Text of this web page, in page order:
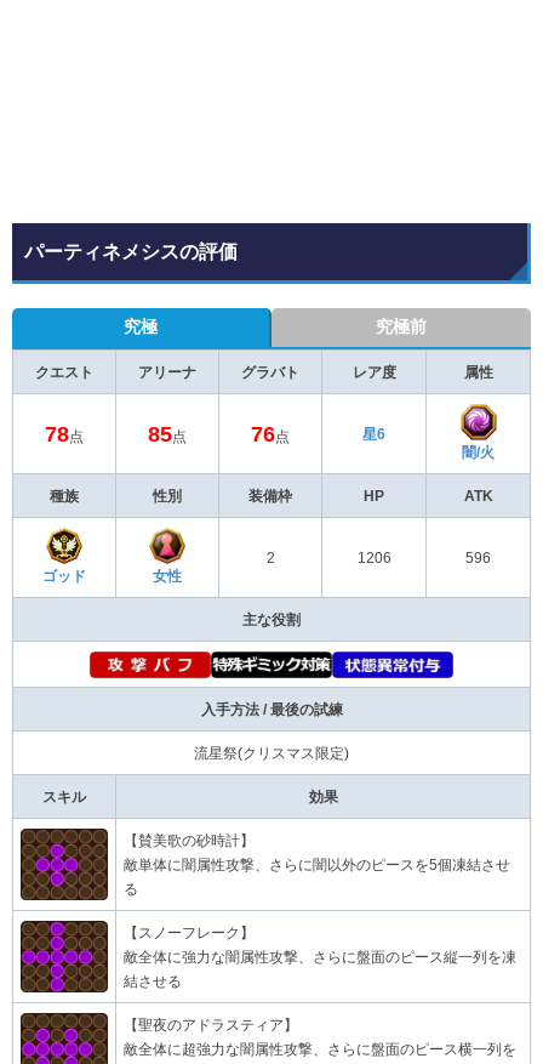
パーティネメシスの評価
究極 究極前
クエスト アリーナ グラバト レア度 属性
78点 85点 76点
星6
闇/火
種族 性別 装備枠 HP ATK
ゴッド 女性
2 1206 596
主な役割
入手方法 / 最後の試練
流星祭(クリスマス限定)
スキル 効果
【賛美歌の砂時計】
敵単体に闇属性攻撃、さらに闇以外のピースを5個凍結させ
る
【スノーフレーク】
敵全体に強力な闇属性攻撃、さらに盤面のピース縦一列を凍
結させる
【聖夜のアドラスティア】
敵全体に超強力な闇属性攻撃、さらに盤面のピース横一列を